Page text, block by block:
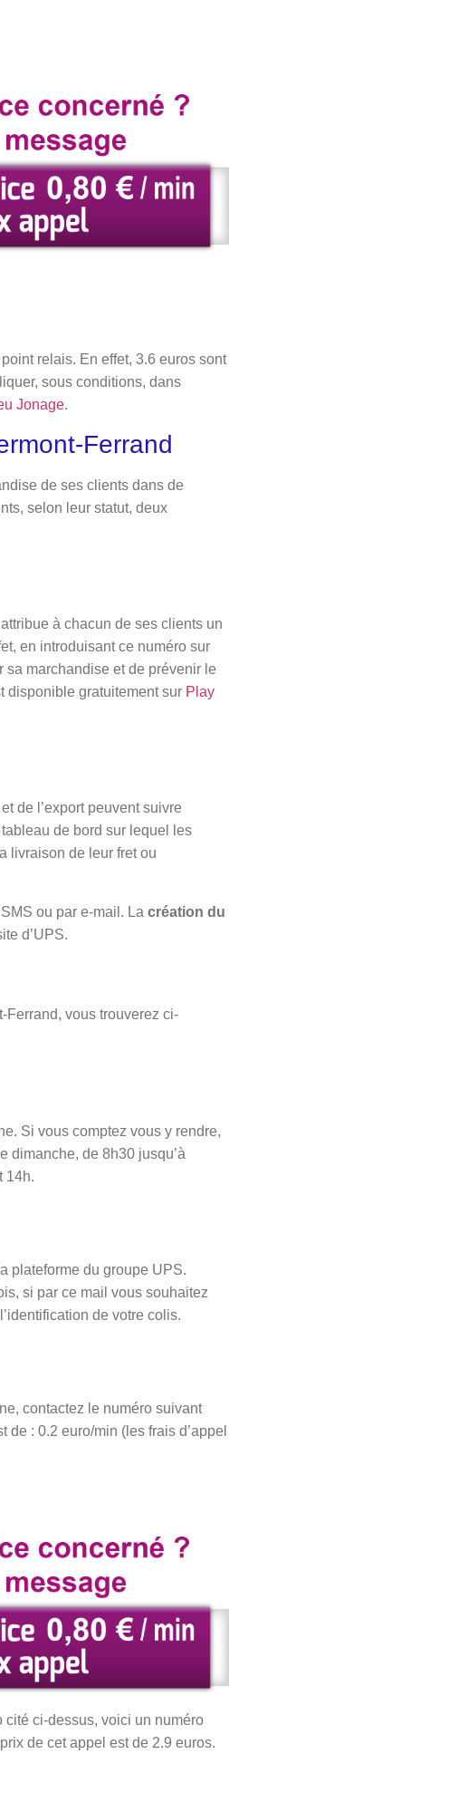
relais. En effet, 3.6 euros sont
sous conditions, dans
Jonage.
Ferrand
de ses clients dans de
selon leur statut, deux
à chacun de ses clients un
en introduisant ce numéro sur
marchandise et de prévenir le
disponible gratuitement sur Play
de l’export peuvent suivre
de bord sur lequel les
livraison de leur fret ou
ou par e-mail. La création du
d’UPS.
Ferrand, vous trouverez ci-
Si vous comptez vous y rendre,
dimanche, de 8h30 jusqu’à
14h.
plateforme du groupe UPS.
si par ce mail vous souhaitez
de votre colis.
contactez le numéro suivant
: 0.2 euro/min (les frais d’appel
cité ci-dessus, voici un numéro
de cet appel est de 2.9 euros.